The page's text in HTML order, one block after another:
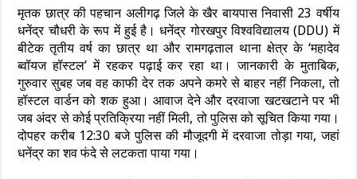
मृतक छात्र की पहचान अलीगढ़ जिले के खैर बायपास निवासी 23 वर्षीय
धनेंद्र चौधरी के रूप में हुई है। धनेंद्र गोरखपुर विश्वविद्यालय (DDU) में
बीटेक तृतीय वर्ष का छात्र था और रामगढ़ताल थाना क्षेत्र के ‘महादेव
ब्वॉयज हॉस्टल’ में रहकर पढ़ाई कर रहा था। जानकारी के मुताबिक,
गुरुवार सुबह जब वह काफी देर तक अपने कमरे से बाहर नहीं निकला, तो
हॉस्टल वार्डन को शक हुआ। आवाज देने और दरवाजा खटखटाने पर भी
जब अंदर से कोई प्रतिक्रिया नहीं मिली, तो पुलिस को सूचित किया गया।
दोपहर करीब 12:30 बजे पुलिस की मौजूदगी में दरवाजा तोड़ा गया, जहां
धनेंद्र का शव फंदे से लटकता पाया गया।